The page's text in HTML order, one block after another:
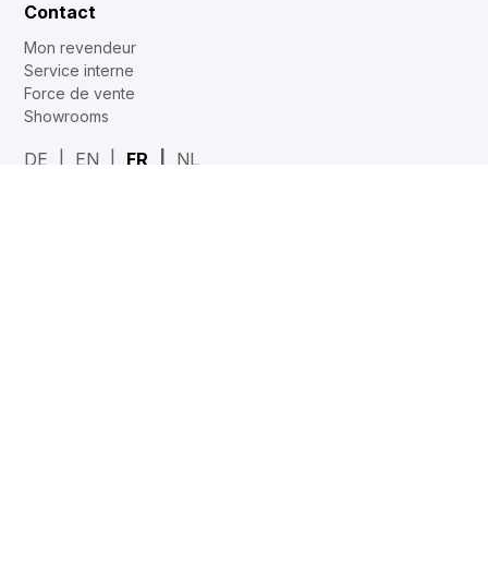
Contact
Mon revendeur
Service interne
Force de vente
Showrooms
DE EN FR NL